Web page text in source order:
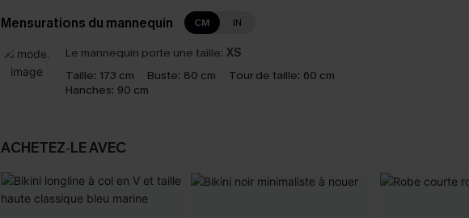
Mensurations du mannequin CM IN
Le mannequin porte une taille: XS
Taille: 173 cm Buste: 80 cm Tour de taille: 60 cm
Hanches: 90 cm
ACHETEZ‑LE AVEC